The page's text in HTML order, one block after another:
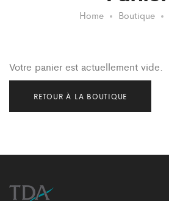
Home Boutique
Votre panier est actuellement vide.
RETOUR À LA BOUTIQUE